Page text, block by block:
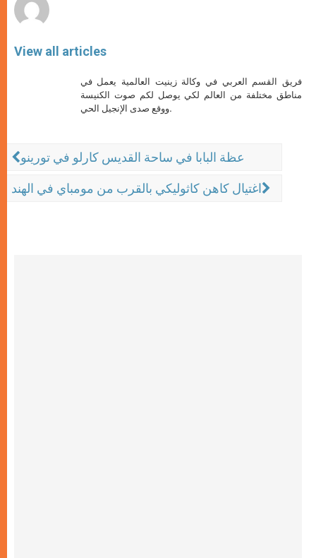
View all articles
فريق القسم العربي في وكالة زينيت العالمية يعمل في
مناطق مختلفة من العالم لكي يوصل لكم صوت الكنيسة
ووقع صدى الإنجيل الحي.
عظة البابا في ساحة القديس كارلو في تورينو
اغتيال كاهن كاثوليكي بالقرب من مومباي في الهند